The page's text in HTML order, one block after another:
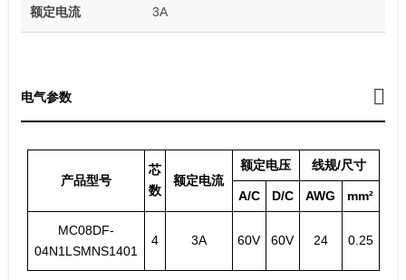
额定电流 3A
电气参数
产品型号
芯
数
额定电流
额定电压 线规/尺寸
A/C D/C AWG mm²
MC08DF-
04N1LSMNS1401
4 3A 60V 60V 24 0.25